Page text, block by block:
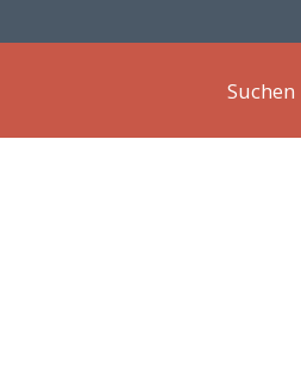
Suchen